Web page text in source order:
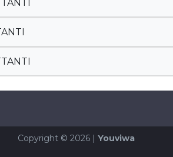
Copyright © 2026 | Youviwa